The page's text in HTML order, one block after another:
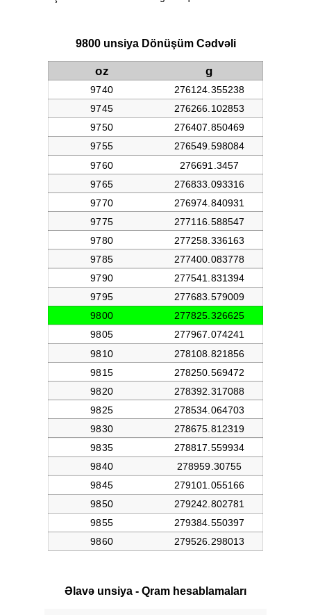
9800 unsiya Dönüşüm Cədvəli
Əlavə unsiya - Qram hesablamaları